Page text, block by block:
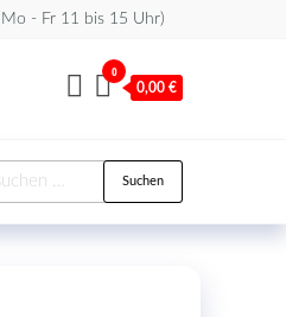
- Fr 11 bis 15 Uhr)
0
0,00 €
Suchen